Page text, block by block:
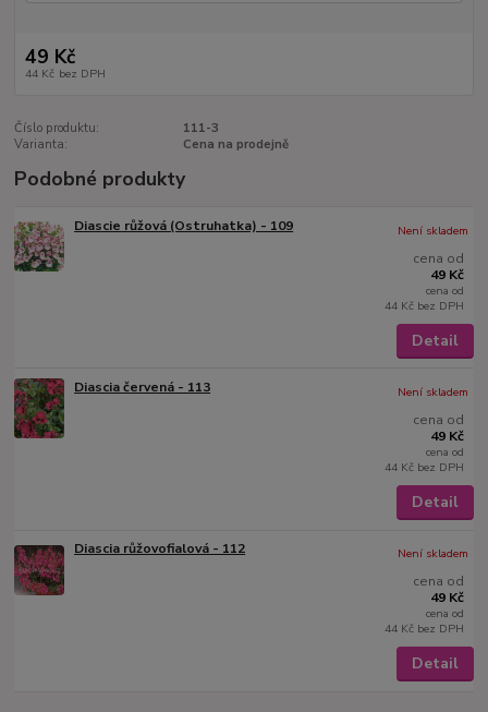
49 Kč
44 Kč bez DPH
Číslo produktu:
111-3
Varianta:
Cena na prodejně
Podobné produkty
Diascie růžová (Ostruhatka) - 109
cena od
49 Kč
cena od
44 Kč bez DPH
Není skladem
Detail
Diascia červená - 113
cena od
49 Kč
cena od
44 Kč bez DPH
Není skladem
Detail
Diascia růžovofialová - 112
cena od
49 Kč
cena od
44 Kč bez DPH
Není skladem
Detail